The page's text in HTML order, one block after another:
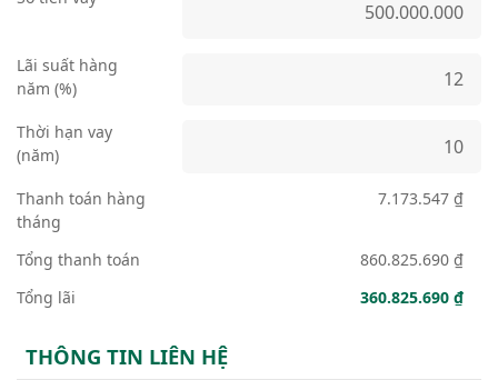
Lãi suất hàng
năm (%)
Thời hạn vay
(năm)
Thanh toán hàng
tháng
7.173.547 ₫
Tổng thanh toán
860.825.690 ₫
Tổng lãi
360.825.690 ₫
THÔNG TIN LIÊN HỆ